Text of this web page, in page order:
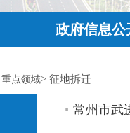
政府信息公
重点领域> 征地拆迁
常州市武